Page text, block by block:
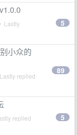
• Lastly
5
小众的
replied
89
replied
5